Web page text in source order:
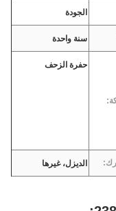
الجودة
سنة واحدة
حفرة الزحف
الديزل، غيرها